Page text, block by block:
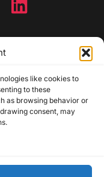
like cookies to
to these
as browsing behavior or
consent, may